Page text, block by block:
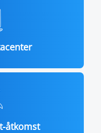
åtkomst